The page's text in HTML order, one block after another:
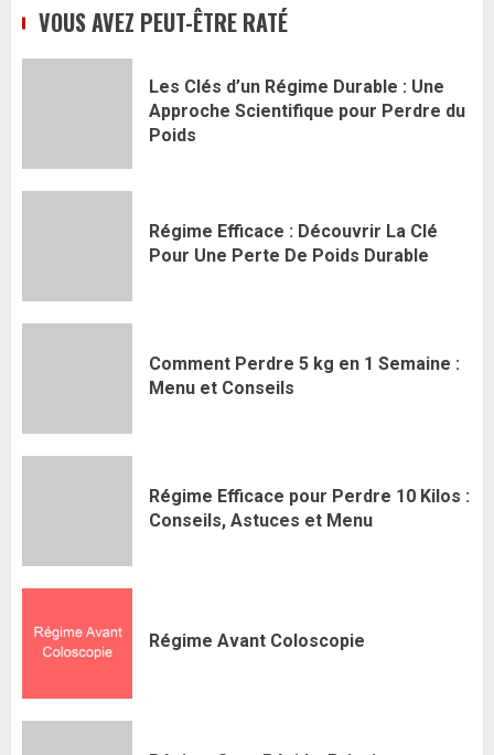
VOUS AVEZ PEUT-ÊTRE RATÉ
Les Clés d’un Régime Durable : Une
Approche Scientifique pour Perdre du
Poids
Régime Efficace : Découvrir La Clé
Pour Une Perte De Poids Durable
Comment Perdre 5 kg en 1 Semaine :
Menu et Conseils
Régime Efficace pour Perdre 10 Kilos :
Conseils, Astuces et Menu
Régime Avant Coloscopie